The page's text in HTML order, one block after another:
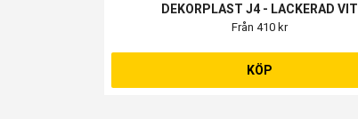
DEKORPLAST J4 - LACKERAD VIT
Från 410 kr
KÖP